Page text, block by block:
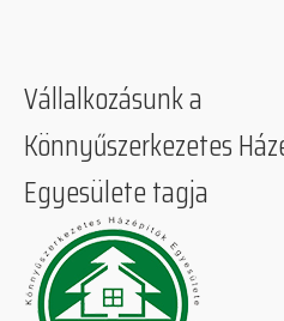
Vállalkozásunk a
Könnyűszerkezetes
Egyesülete tagja